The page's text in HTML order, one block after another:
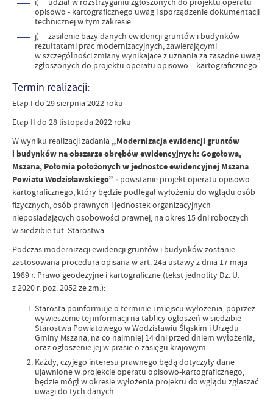
opisowo - kartograficznego uwag i sporządzenie dokumentacji
technicznej w tym zakresie
j) zasilenie bazy danych ewidencji gruntów i budynków
rezultatami prac modernizacyjnych, zawierającymi
w szczególności zmiany wynikające z uznania za zasadne uwag
zgłoszonych do projektu operatu opisowo – kartograficznego
Termin realizacji:
Etap I do 29 sierpnia 2022 roku
Etap II do 28 listopada 2022 roku
W wyniku realizacji zadania „Modernizacja ewidencji gruntów
i budynków na obszarze obrębów ewidencyjnych: Gogołowa,
Mszana, Połomia położonych w jednostce ewidencyjnej Mszana
Powiatu Wodzisławskiego” - powstanie projekt operatu opisowo-
kartograficznego, który będzie podlegał wyłożeniu do wglądu osób
fizycznych, osób prawnych i jednostek organizacyjnych
nieposiadających osobowości prawnej, na okres 15 dni roboczych
w siedzibie tut. Starostwa.
Podczas modernizacji ewidencji gruntów i budynków zostanie
zastosowana procedura opisana w art. 24a ustawy z dnia 17 maja
1989 r. Prawo geodezyjne i kartograficzne (tekst jednolity Dz. U.
z 2020 r. poz. 2052 ze zm.):
Starosta poinformuje o terminie i miejscu wyłożenia, poprzez
wywieszenie tej informacji na tablicy ogłoszeń w siedzibie
Starostwa Powiatowego w Wodzisławiu Śląskim i Urzędu
Gminy Mszana, na co najmniej 14 dni przed dniem wyłożenia,
oraz ogłoszenie jej w prasie o zasięgu krajowym.
Każdy, czyjego interesu prawnego będą dotyczyły dane
ujawnione w projekcie operatu opisowo-kartograficznego,
będzie mógł w okresie wyłożenia projektu do wglądu zgłaszać
uwagi do tych danych.